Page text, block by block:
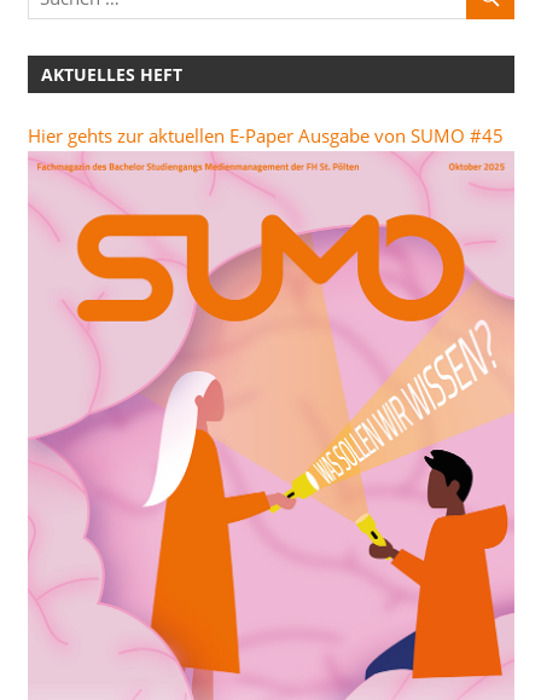
AKTUELLES HEFT
Hier gehts zur aktuellen E-Paper Ausgabe von SUMO #45